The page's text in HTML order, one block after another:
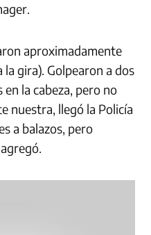
aproximadamente
gira). Golpearon a dos
la cabeza, pero no
nuestra, llegó la Policía
a balazos, pero